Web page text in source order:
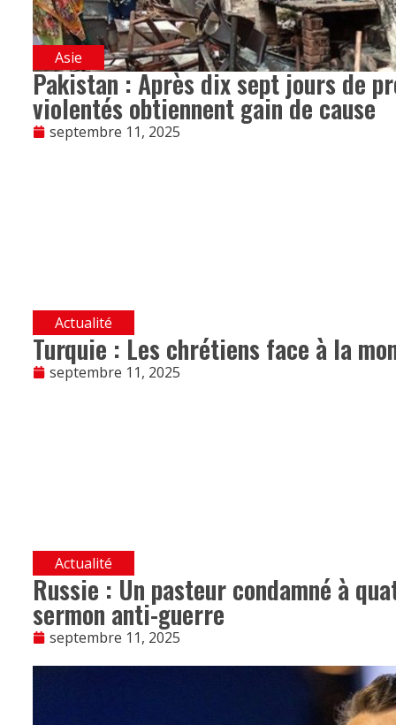
Asie
Pakistan : Après dix sept jours de
violentés obtiennent gain de cause
septembre 11, 2025
Actualité
Turquie : Les chrétiens face à la
septembre 11, 2025
Actualité
Russie : Un pasteur condamné à
sermon anti-guerre
septembre 11, 2025